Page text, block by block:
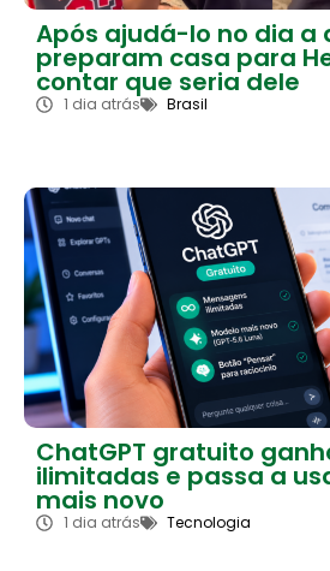
Após ajudá-lo no dia a
preparam casa para
contar que seria dele
1 dia atrás Brasil
ChatGPT gratuito
ilimitadas e passa a
mais novo
1 dia atrás Tecnologia